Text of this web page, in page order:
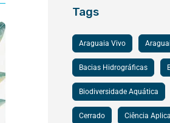
Tags
Araguaia Vivo
Bacias Hidrográficas
Biodiversidade Aquática
Cerrado Ciência